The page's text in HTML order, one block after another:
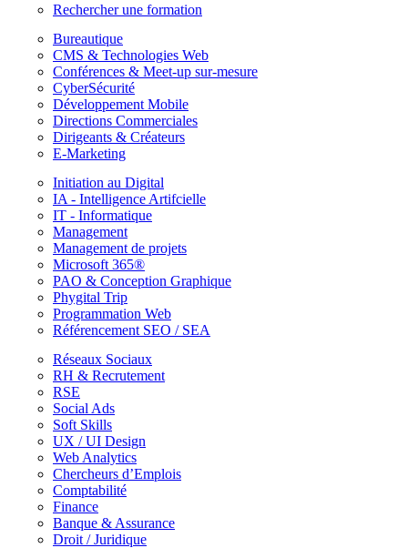
Rechercher une formation
Bureautique
CMS & Technologies Web
Conférences & Meet-up sur-mesure
CyberSécurité
Développement Mobile
Directions Commerciales
Dirigeants & Créateurs
E-Marketing
Initiation au Digital
IA - Intelligence Artifcielle
IT - Informatique
Management
Management de projets
Microsoft 365®
PAO & Conception Graphique
Phygital Trip
Programmation Web
Référencement SEO / SEA
Réseaux Sociaux
RH & Recrutement
RSE
Social Ads
Soft Skills
UX / UI Design
Web Analytics
Chercheurs d’Emplois
Comptabilité
Finance
Banque & Assurance
Droit / Juridique